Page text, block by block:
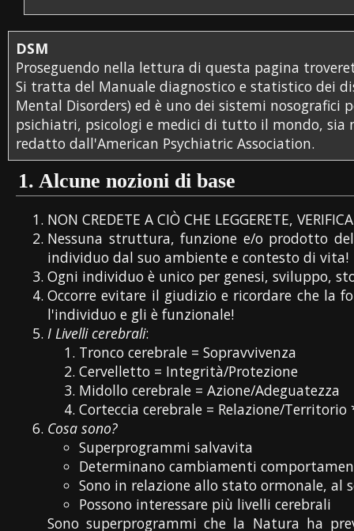
DSM
Proseguendo nella lettura di questa pagina
Si tratta del Manuale diagnostico e statistico dei
Mental Disorders) ed è uno dei sistemi
psichiatri, psicologi e medici di tutto il mondo, sia
redatto dall'American Psychiatric Association.
1. Alcune nozioni di base
NON CREDETE A CIÒ CHE LEGGERETE,
Nessuna struttura, funzione e/o prodotto
individuo dal suo ambiente e contesto di vita!
Ogni individuo è unico per genesi, sviluppo,
Occorre evitare il giudizio e ricordare che la
l'individuo e gli è funzionale!
I Livelli cerebrali:
Tronco cerebrale = Sopravvivenza
Cervelletto = Integrità/Protezione
Midollo cerebrale = Azione/Adeguatezza
Corteccia cerebrale = Relazione/Territorio
Cosa sono?
Superprogrammi salvavita
Determinano cambiamenti
Sono in relazione allo stato ormonale, al
Possono interessare più livelli cerebrali
Sono superprogrammi che la Natura ha